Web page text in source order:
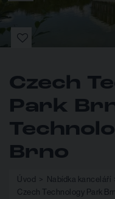
Czech
Park
Brno
Úvod Nabídka kanceláří
Czech Technology Park